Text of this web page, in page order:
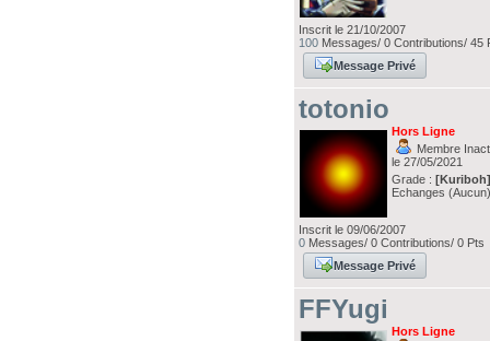
Inscrit le 21/10/2007
100 Messages/ 0 Contributions/ 45
Message Privé
totonio
Hors Ligne
Membre
le 27/05/2021
Grade :
Echanges
Inscrit le 09/06/2007
0 Messages/ 0 Contributions/ 0 Pts
Message Privé
FFYugi
Hors Ligne